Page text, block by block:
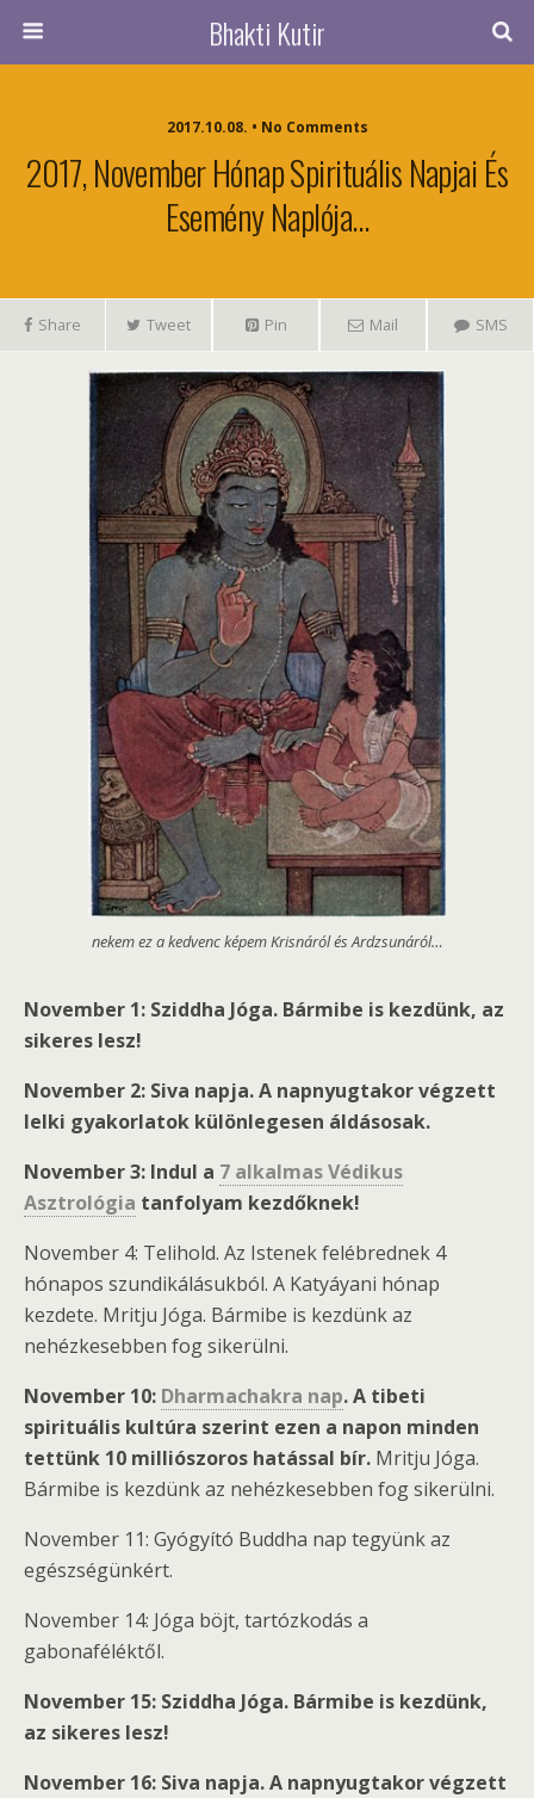
Bhakti Kutir
2017.10.08. • No Comments
2017, November Hónap Spirituális Napjai És
Esemény Naplója…
Share Tweet Pin Mail SMS
nekem ez a kedvenc képem Krisnáról és Ardzsunáról…
November 1: Sziddha Jóga. Bármibe is kezdünk, az
sikeres lesz!
November 2: Siva napja. A napnyugtakor végzett
lelki gyakorlatok különlegesen áldásosak.
November 3: Indul a 7 alkalmas Védikus
Asztrológia tanfolyam kezdőknek!
November 4: Telihold. Az Istenek felébrednek 4
hónapos szundikálásukból. A Katyáyani hónap
kezdete. Mritju Jóga. Bármibe is kezdünk az
nehézkesebben fog sikerülni.
November 10: Dharmachakra nap. A tibeti
spirituális kultúra szerint ezen a napon minden
tettünk 10 milliószoros hatással bír. Mritju Jóga.
Bármibe is kezdünk az nehézkesebben fog sikerülni.
November 11: Gyógyító Buddha nap tegyünk az
egészségünkért.
November 14: Jóga böjt, tartózkodás a
gabonaféléktől.
November 15: Sziddha Jóga. Bármibe is kezdünk,
az sikeres lesz!
November 16: Siva napja. A napnyugtakor végzett